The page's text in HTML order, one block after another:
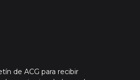
de ACG para recibir